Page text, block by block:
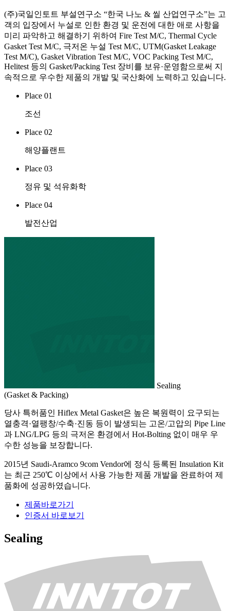
(주)국일인토트 부설연구소 “한국 나노 & 씰 산업연구소”는 고
객의 입장에서 누설로 인한 환경 및 운전에 대한 애로 사항을
미리 파악하고 해결하기 위하여 Fire Test M/C, Thermal Cycle
Gasket Test M/C, 극저온 누설 Test M/C, UTM(Gasket Leakage
Test M/C), Gasket Vibration Test M/C, VOC Packing Test M/C,
Helitest 등의 Gasket/Packing Test 장비를 보유·운영함으로써 지
속적으로 우수한 제품의 개발 및 국산화에 노력하고 있습니다.
Place 01
조선
Place 02
해양플랜트
Place 03
정유 및 석유화학
Place 04
발전산업
Sealing
(Gasket & Packing)
당사 특허품인 Hiflex Metal Gasket은 높은 복원력이 요구되는
열충격·열팽창/수축·진동 등이 발생되는 고온/고압의 Pipe Line
과 LNG/LPG 등의 극저온 환경에서 Hot-Bolting 없이 매우 우
수한 성능을 보장합니다.
2015년 Saudi-Aramco 9com Vendor에 정식 등록된 Insulation Kit
는 최근 250℃ 이상에서 사용 가능한 제품 개발을 완료하여 제
품화에 성공하였습니다.
제품바로가기
인증서 바로보기
Sealing